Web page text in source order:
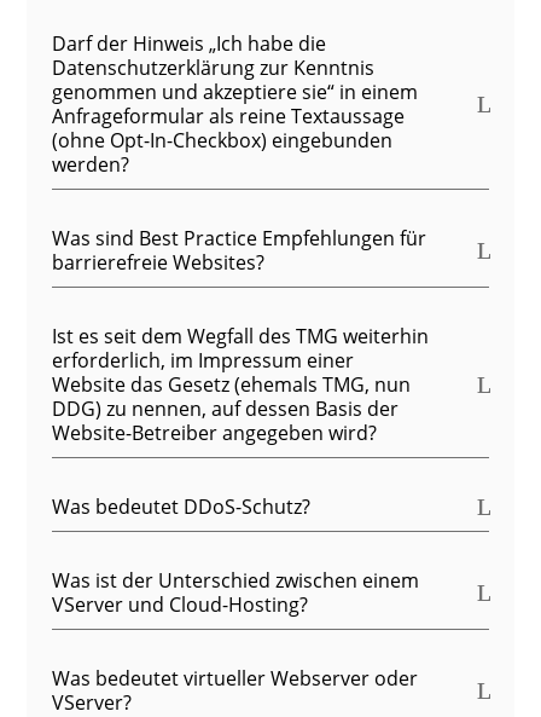
Darf der Hinweis „Ich habe die
Datenschutzerklärung zur Kenntnis
genommen und akzeptiere sie“ in einem
Anfrageformular als reine Textaussage
(ohne Opt-In-Checkbox) eingebunden
werden?
Was sind Best Practice Empfehlungen für
barrierefreie Websites?
Ist es seit dem Wegfall des TMG weiterhin
erforderlich, im Impressum einer
Website das Gesetz (ehemals TMG, nun
DDG) zu nennen, auf dessen Basis der
Website-Betreiber angegeben wird?
Was bedeutet DDoS-Schutz?
Was ist der Unterschied zwischen einem
VServer und Cloud-Hosting?
Was bedeutet virtueller Webserver oder
VServer?